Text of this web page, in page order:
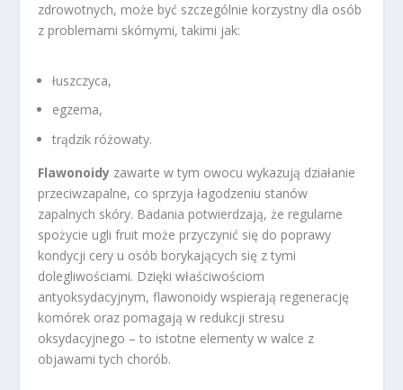
zdrowotnych, może być szczególnie korzystny dla osób
z problemami skórnymi, takimi jak:
łuszczyca,
egzema,
trądzik różowaty.
Flawonoidy zawarte w tym owocu wykazują działanie
przeciwzapalne, co sprzyja łagodzeniu stanów
zapalnych skóry. Badania potwierdzają, że regularne
spożycie ugli fruit może przyczynić się do poprawy
kondycji cery u osób borykających się z tymi
dolegliwościami. Dzięki właściwościom
antyoksydacyjnym, flawonoidy wspierają regenerację
komórek oraz pomagają w redukcji stresu
oksydacyjnego – to istotne elementy w walce z
objawami tych chorób.